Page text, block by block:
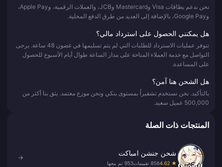
نحن ندعم بطاقات Visa وMastercard وJCB، والعملات الرقمية، وApple Pay،
وGoogle Pay، بالإضافة إلى العديد من طرق الدفع المحلية.
هل يمكنني الحصول على استرداد مالي؟
تتوفر عمليات الاسترداد للطلبات التي لم يتم تسليمها في غضون 48 ساعة. يرجى
التواصل مع خدمة العملاء المتاحة على مدار الساعة طوال أيام الأسبوع للحصول
على المساعدة.
هل الشحن هنا آمن؟
بالتأكيد. نحن نستخدم تشفيراً بمستوى بنكي ونحن موزع معتمد. يثق بنا أكثر من
500,000 عميل سعيد.
المنتجات ذات الصلة
شحن جنشن امباكت
★ 4.62 856 تقييمات 953 تم بيعها
→